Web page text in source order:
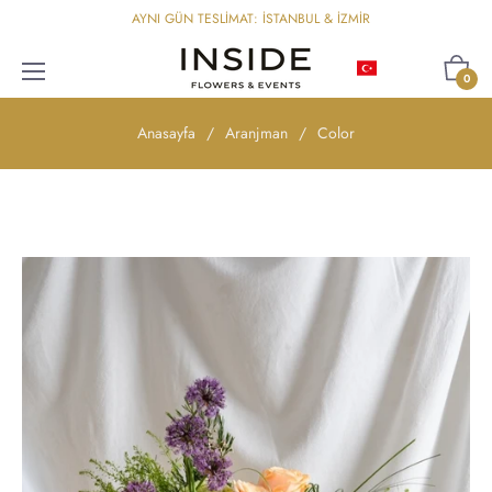
AYNI GÜN TESLİMAT: İSTANBUL & İZMİR
Sepet
0
Anasayfa / Aranjman / Color